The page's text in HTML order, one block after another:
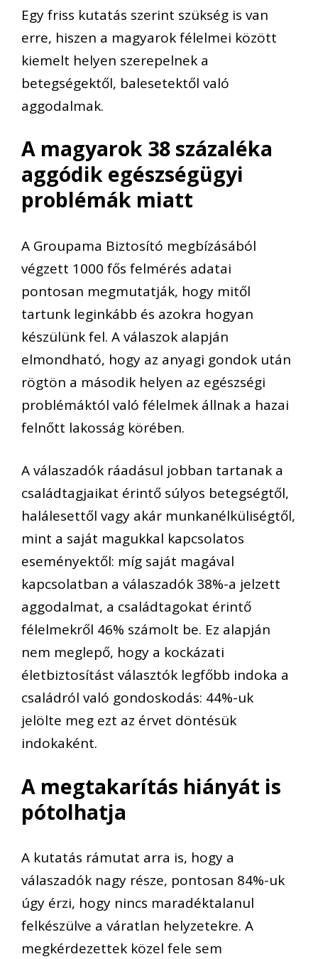
Egy friss kutatás szerint szükség is van
erre, hiszen a magyarok félelmei között
kiemelt helyen szerepelnek a
betegségektől, balesetektől való
aggodalmak.
A magyarok 38 százaléka
aggódik egészségügyi
problémák miatt
A Groupama Biztosító megbízásából
végzett 1000 fős felmérés adatai
pontosan megmutatják, hogy mitől
tartunk leginkább és azokra hogyan
készülünk fel. Aválaszok alapján
elmondható, hogy az anyagi gondok után
rögtön a második helyen az egészségi
problémáktól való félelmek állnak a hazai
felnőtt lakosság körében.
A válaszadók ráadásul jobban tartanak a
családtagjaikat érintő súlyos betegségtől,
halálesettől vagy akár munkanélküliségtől,
mint a saját magukkal kapcsolatos
eseményektől: míg saját magával
kapcsolatban a válaszadók 38%-a jelzett
aggodalmat, a családtagokat érintő
félelmekről 46% számolt be. Ez alapján
nem meglepő, hogy a kockázati
életbiztosítást választók legfőbb indoka a
családról való gondoskodás: 44%-uk
jelölte meg ezt az érvet döntésük
indokaként.
A megtakarítás hiányát is
pótolhatja
A kutatás rámutat arra is, hogy a
válaszadók nagy része, pontosan 84%-uk
úgy érzi, hogy nincs maradéktalanul
felkészülve a váratlan helyzetekre. A
megkérdezettek közel fele sem